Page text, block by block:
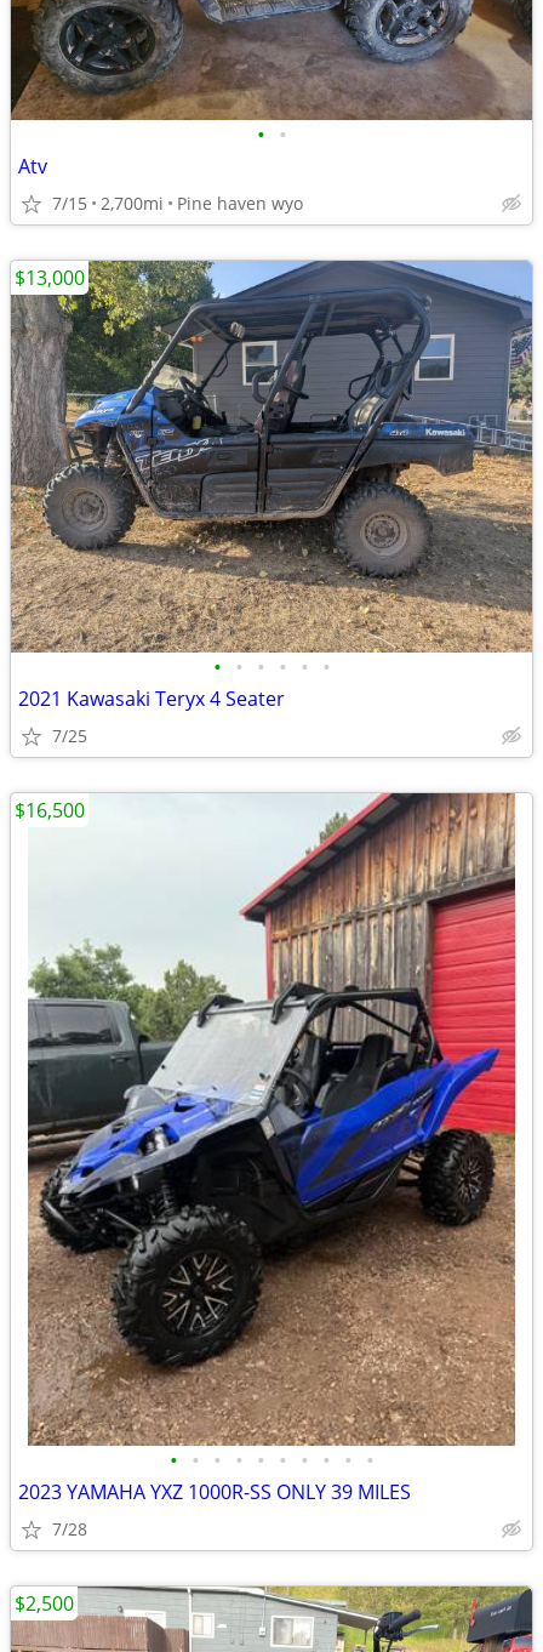
• •
Atv
7/15 2,700mi Pine haven wyo
• • • • • •
2021 Kawasaki Teryx 4 Seater
7/25
$13,000
• • • • • • • • • •
2023 YAMAHA YXZ 1000R-SS ONLY 39 MILES
7/28
$16,500
$2,500